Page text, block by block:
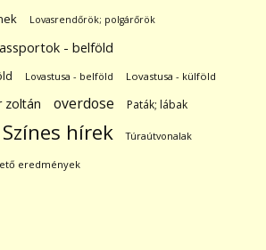
Lovasrendőrök; polgárőrök
- belföld
Lovastusa - belföld Lovastusa - külföld
zoltán overdose Paták; lábak
Színes hírek Túraútvonalak
eredmények